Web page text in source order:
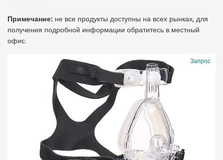
Примечание: не все продукты доступны на всех рынках, для
получения подробной информации обратитесь в местный
офис.
Запрос